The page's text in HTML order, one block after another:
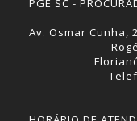
PGE SC -
Av. Osmar Cunha,